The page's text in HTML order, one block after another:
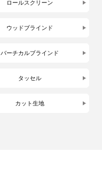
ロールスクリーン
ウッドブラインド
バーチカルブラインド
タッセル
カット生地